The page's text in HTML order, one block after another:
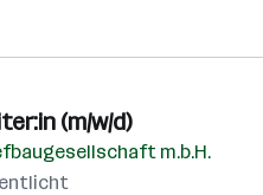
(m/w/d)
m.b.H.